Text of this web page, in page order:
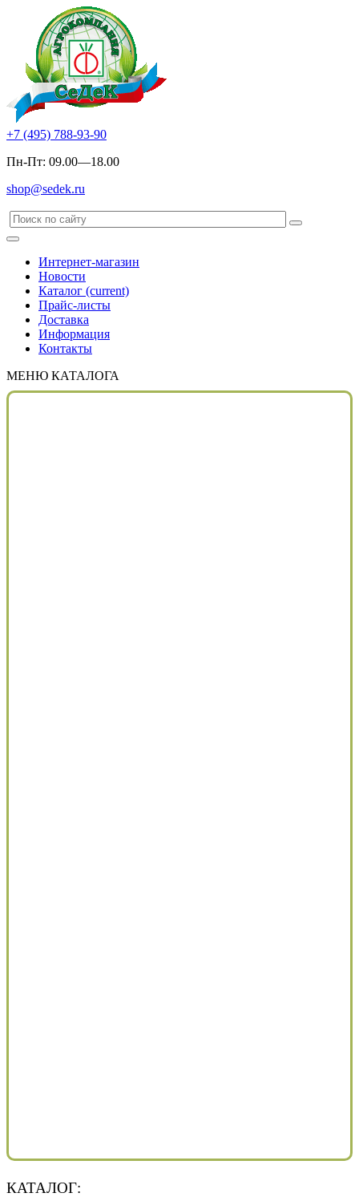
+7 (495) 788-93-90
Пн-Пт: 09.00—18.00
shop@sedek.ru
Интернет-магазин
Новости
Каталог (current)
Прайс-листы
Доставка
Информация
Контакты
МЕНЮ КАТАЛОГА
КАТАЛОГ: